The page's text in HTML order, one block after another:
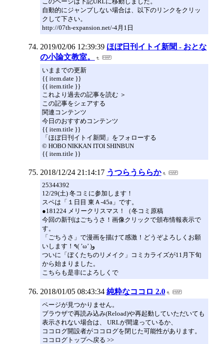
自動的にジャンプしない場合は、以下のリンクをクリッ
クして下さい。
http://07th-expansion.net/-4月1日
2019/02/06 12:39:39 ほぼ日刊イトイ新聞 - おとな
の小論文教室。
いままでの更新
{{ item.date }}
{{ item.title }}
これより過去の記事を読む ＞
この記事をシェアする
関連コンテンツ
今日のおすすめコンテンツ
{{ item.title }}
「ほぼ日刊イトイ新聞」をフォローする
© HOBO NIKKAN ITOI SHINBUN
{{ item.title }}
2018/12/24 21:14:17 うつらうららか
25344392
12/29(土) 冬コミに参加します！
スペは「１日目 東Ａ-45a」です。
●181224 メリークリスマス！（冬コミ原稿
今回の新刊はごちうさ！画像クリックで頒布情報表示で
す。
「ごちうさ」で漫画を描けて感激！どうぞよろしくお願
いします！٩( ’ω’ )و
ついに「ぼくたちのリメイク」コミカライズが11月下旬
から始まりました。
こちらも是非によろしくで
2018/01/05 08:43:34 純粋なココロ 2.0
ページが見つかりません。
ブラウザで再読み込み(Reload)や再起動していただいても
表示されない場合は、 URLが間違っているか、
ココログ開設者がココログを閉じた可能性があります。
ココログトップへ戻る >>